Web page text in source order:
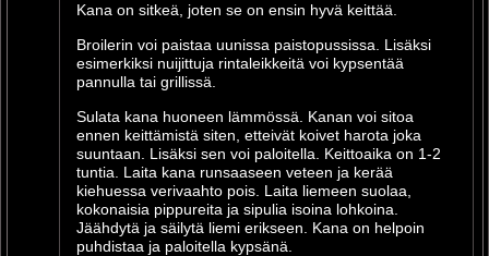
Kana on sitkeä, joten se on ensin hyvä keittää.
Broilerin voi paistaa uunissa paistopussissa. Lisäksi
esimerkiksi nuijittuja rintaleikkeitä voi kypsentää
pannulla tai grillissä.
Sulata kana huoneen lämmössä. Kanan voi sitoa
ennen keittämistä siten, etteivät koivet harota joka
suuntaan. Lisäksi sen voi paloitella. Keittoaika on 1-2
tuntia. Laita kana runsaaseen veteen ja kerää
kiehuessa verivaahto pois. Laita liemeen suolaa,
kokonaisia pippureita ja sipulia isoina lohkoina.
Jäähdytä ja säilytä liemi erikseen. Kana on helpoin
puhdistaa ja paloitella kypsänä.